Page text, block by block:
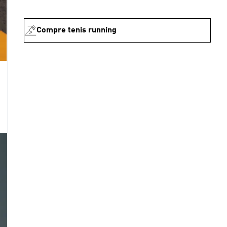
Compre tenis running